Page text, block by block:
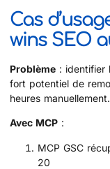
Cas
wins SEO
Problème : identifier
fort potentiel de
heures manuellement.
Avec MCP :
MCP GSC
20